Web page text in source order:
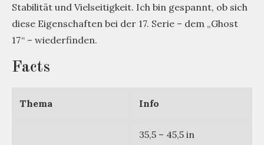
Stabilität und Vielseitigkeit. Ich bin gespannt, ob sich
diese Eigenschaften bei der 17. Serie – dem „Ghost
17“ – wiederfinden.
Facts
Thema Info
35,5 – 45,5 in